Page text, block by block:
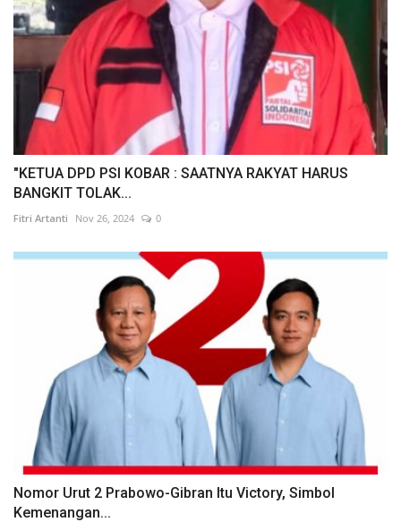
"KETUA DPD PSI KOBAR : SAATNYA RAKYAT HARUS
BANGKIT TOLAK...
Fitri Artanti Nov 26, 2024 0
Nomor Urut 2 Prabowo-Gibran Itu Victory, Simbol
Kemenangan...